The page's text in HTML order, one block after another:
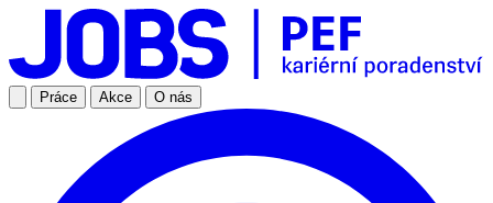
Práce Akce O nás